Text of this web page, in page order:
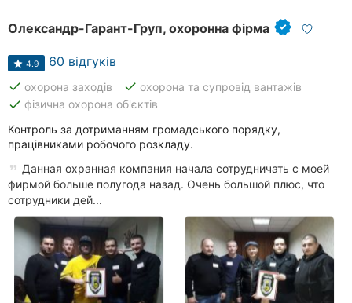
Олександр-Гарант-Груп, охоронна фірма
4.9 60 відгуків
done охорона заходів done охорона та супровід вантажів
done фізична охорона об'єктів
Контроль за дотриманням громадського порядку,
працівниками робочого розкладу.
Данная охранная компания начала сотрудничать с моей
фирмой больше полугода назад. Очень большой плюс, что
сотрудники дей...